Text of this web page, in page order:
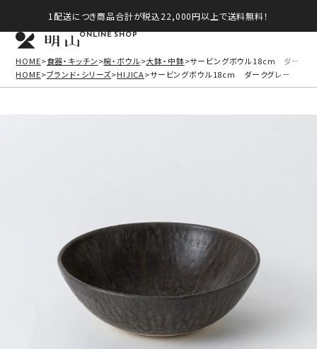
1配送につき商品合計が税込22,000円以上で送料無料！
ONLINE SHOP
HOME 食器・キッチン 椀・ボウル 大鉢・中鉢 サービングボウル18cm ダークグ
HOME ブランド・シリーズ HIJICA サービングボウル18cm ダークグレー